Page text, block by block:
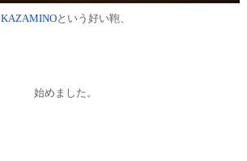
KAZAMINOという好い鞄、
始めました。